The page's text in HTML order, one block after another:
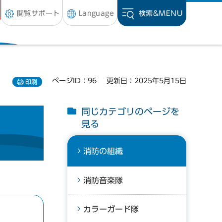
閲覧サポート Language 検索&MENU
印刷 ページID：96 更新日：2025年5月15日
同じカテゴリのページを
見る
消防の組織
消防音楽隊
カラーガード隊